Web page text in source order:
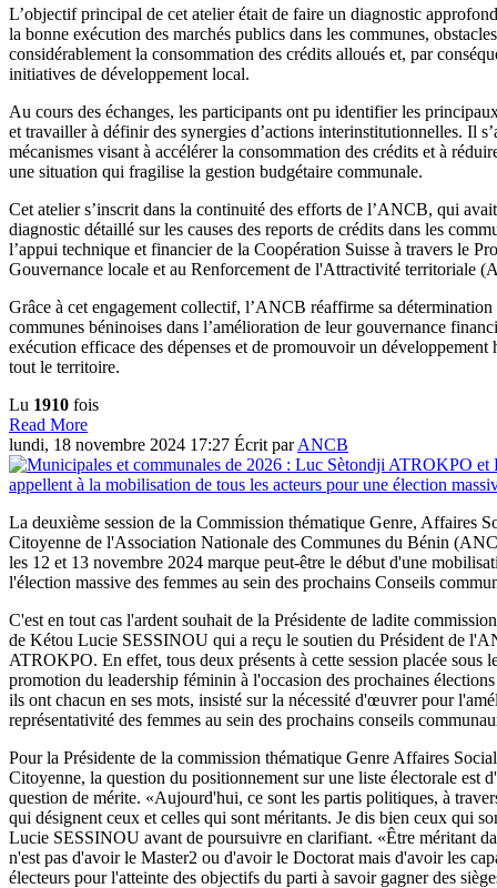
L’objectif principal de cet atelier était de faire un diagnostic
la bonne exécution des marchés publics dans les communes,
considérablement la consommation des crédits alloués et, par
initiatives de développement local.
Au cours des échanges, les participants ont pu identifier les
et travailler à définir des synergies d’actions interinstitutionnelles. Il
mécanismes visant à accélérer la consommation des crédits et à
une situation qui fragilise la gestion budgétaire communale.
Cet atelier s’inscrit dans la continuité des efforts de l’ANCB, qui
diagnostic détaillé sur les causes des reports de crédits dans les
l’appui technique et financier de la Coopération Suisse à travers le
Gouvernance locale et au Renforcement de l'Attractivité territoriale
Grâce à cet engagement collectif, l’ANCB réaffirme sa détermination
communes béninoises dans l’amélioration de leur gouvernance
exécution efficace des dépenses et de promouvoir un
tout le territoire.
Lu 1910 fois
Read More
lundi, 18 novembre 2024 17:27 Écrit parANCB
La deuxième session de la Commission thématique Genre, Affaires
Citoyenne de l'Association Nationale des Communes du Bénin
les 12 et 13 novembre 2024 marque peut-être le début d'une
l'élection massive des femmes au sein des prochains Conseils
C'est en tout cas l'ardent souhait de la Présidente de ladite
de Kétou Lucie SESSINOU qui a reçu le soutien du Président de
ATROKPO. En effet, tous deux présents à cette session placée sous
promotion du leadership féminin à l'occasion des prochaines
ils ont chacun en ses mots, insisté sur la nécessité d'œuvrer pour
représentativité des femmes au sein des prochains conseils
Pour la Présidente de la commission thématique Genre Affaires
Citoyenne, la question du positionnement sur une liste électorale est
question de mérite. «Aujourd'hui, ce sont les partis politiques, à
qui désignent ceux et celles qui sont méritants. Je dis bien ceux qui
Lucie SESSINOU avant de poursuivre en clarifiant. «Être méritant
n'est pas d'avoir le Master2 ou d'avoir le Doctorat mais d'avoir les
électeurs pour l'atteinte des objectifs du parti à savoir gagner des